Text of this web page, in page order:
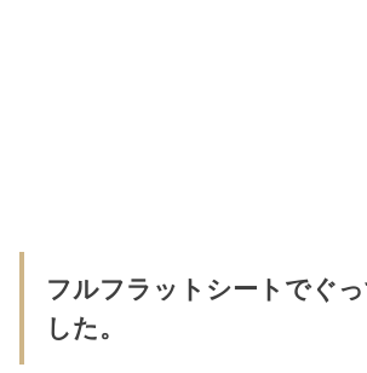
フルフラットシートでぐ
した。